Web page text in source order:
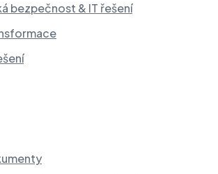
bezpečnost & IT řešení